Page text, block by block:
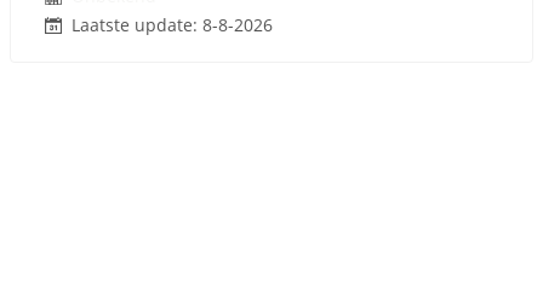
Laatste update: 8-8-2026